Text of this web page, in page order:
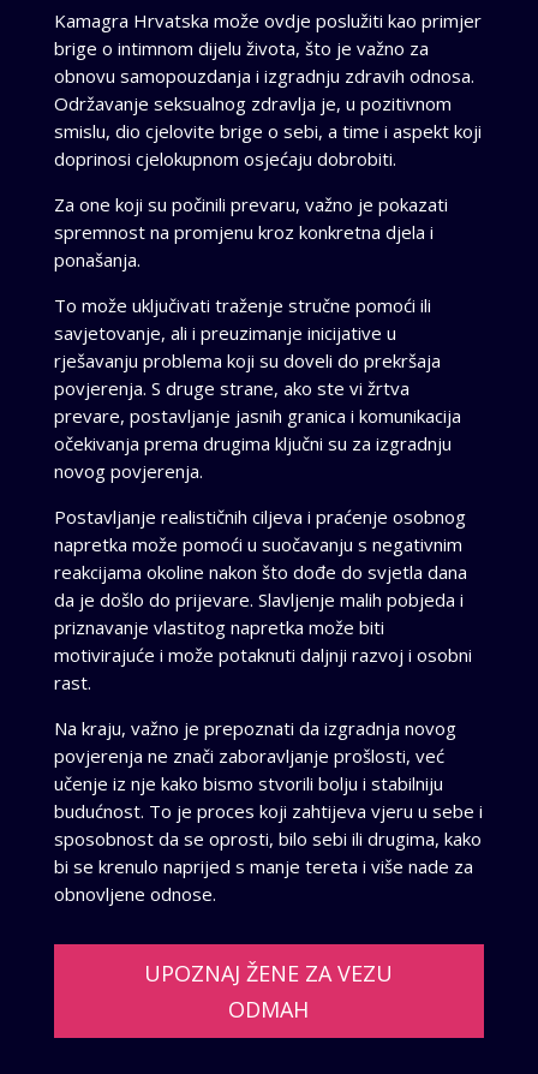
Kamagra Hrvatska može ovdje poslužiti kao primjer
brige o intimnom dijelu života, što je važno za
obnovu samopouzdanja i izgradnju zdravih odnosa.
Održavanje seksualnog zdravlja je, u pozitivnom
smislu, dio cjelovite brige o sebi, a time i aspekt koji
doprinosi cjelokupnom osjećaju dobrobiti.
Za one koji su počinili prevaru, važno je pokazati
spremnost na promjenu kroz konkretna djela i
ponašanja.
To može uključivati traženje stručne pomoći ili
savjetovanje, ali i preuzimanje inicijative u
rješavanju problema koji su doveli do prekršaja
povjerenja. S druge strane, ako ste vi žrtva
prevare, postavljanje jasnih granica i komunikacija
očekivanja prema drugima ključni su za izgradnju
novog povjerenja.
Postavljanje realističnih ciljeva i praćenje osobnog
napretka može pomoći u suočavanju s negativnim
reakcijama okoline nakon što dođe do svjetla dana
da je došlo do prijevare. Slavljenje malih pobjeda i
priznavanje vlastitog napretka može biti
motivirajuće i može potaknuti daljnji razvoj i osobni
rast.
Na kraju, važno je prepoznati da izgradnja novog
povjerenja ne znači zaboravljanje prošlosti, već
učenje iz nje kako bismo stvorili bolju i stabilniju
budućnost. To je proces koji zahtijeva vjeru u sebe i
sposobnost da se oprosti, bilo sebi ili drugima, kako
bi se krenulo naprijed s manje tereta i više nade za
obnovljene odnose.
UPOZNAJ ŽENE ZA VEZU
ODMAH